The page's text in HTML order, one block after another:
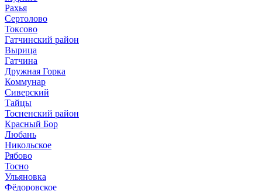
Рахья
Сертолово
Токсово
Гатчинский район
Вырица
Гатчина
Дружная Горка
Коммунар
Сиверский
Тайцы
Тосненский район
Красный Бор
Любань
Никольское
Рябово
Тосно
Ульяновка
Фёдоровское